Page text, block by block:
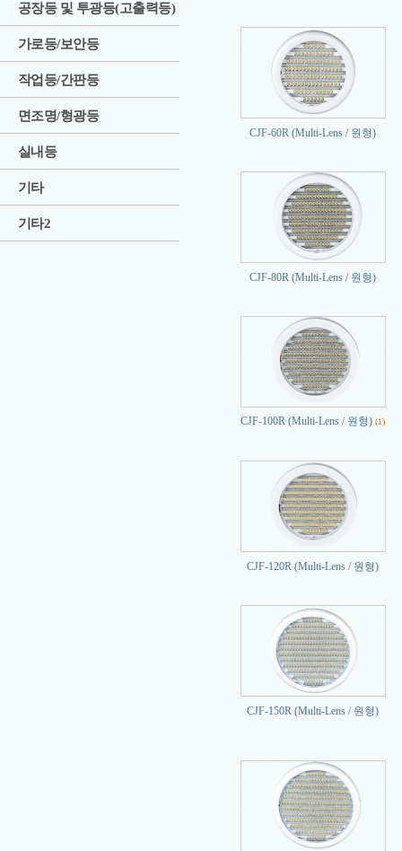
공장등 및 투광등(고출력등)
가로등/보안등
작업등/간판등
면조명/형광등
실내등
기타
기타2
CJF-60R (Multi-Lens / 원형)
CJF-80R (Multi-Lens / 원형)
CJF-100R (Multi-Lens / 원형) (1)
CJF-120R (Multi-Lens / 원형)
CJF-150R (Multi-Lens / 원형)